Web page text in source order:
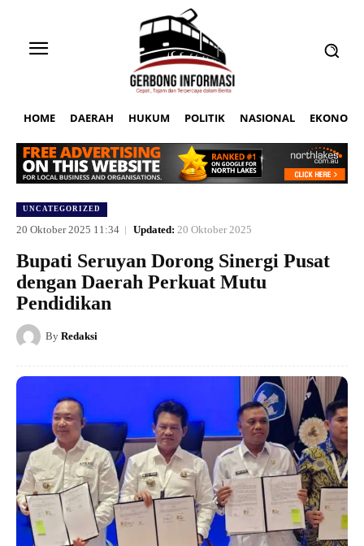
HOME DAERAH HUKUM POLITIK NASIONAL EKONOMI
UNCATEGORIZED
20 Oktober 2025 11:34 Updated: 20 Oktober 2025
Bupati Seruyan Dorong Sinergi Pusat
dengan Daerah Perkuat Mutu
Pendidikan
By Redaksi